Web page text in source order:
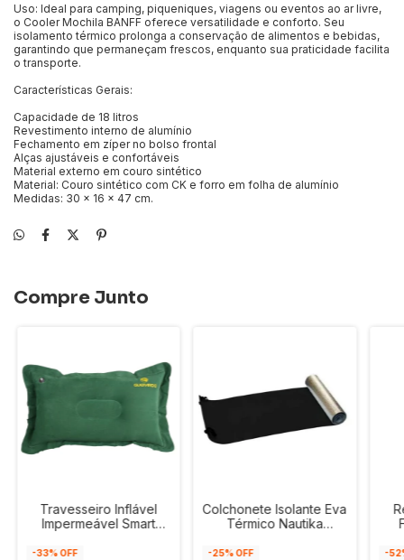
Uso: Ideal para camping, piqueniques, viagens ou eventos ao ar livre,
o Cooler Mochila BANFF oferece versatilidade e conforto. Seu
isolamento térmico prolonga a conservação de alimentos e bebidas,
garantindo que permaneçam frescos, enquanto sua praticidade facilita
o transporte.
Características Gerais:
Capacidade de 18 litros
Revestimento interno de alumínio
Fechamento em zíper no bolso frontal
Alças ajustáveis e confortáveis
Material externo em couro sintético
Material: Couro sintético com CK e forro em folha de alumínio
Medidas: 30 x 16 x 47 cm.
Compre Junto
Travesseiro Inflável
Impermeável Smart
-33% OFF
Colchonete Isolante Eva
Térmico Nautika
-25% OFF -52